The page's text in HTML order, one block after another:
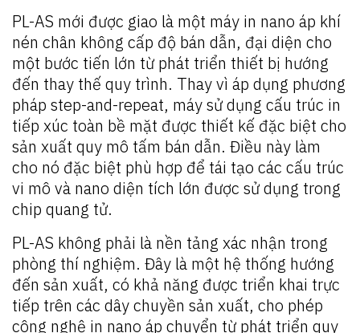
PL-AS mới được giao là một máy in nano áp khí
nén chân không cấp độ bán dẫn, đại diện cho
một bước tiến lớn từ phát triển thiết bị hướng
đến thay thế quy trình. Thay vì áp dụng phương
pháp step-and-repeat, máy sử dụng cấu trúc in
tiếp xúc toàn bề mặt được thiết kế đặc biệt cho
sản xuất quy mô tấm bán dẫn. Điều này làm
cho nó đặc biệt phù hợp để tái tạo các cấu trúc
vi mô và nano diện tích lớn được sử dụng trong
chip quang tử.
PL-AS không phải là nền tảng xác nhận trong
phòng thí nghiệm. Đây là một hệ thống hướng
đến sản xuất, có khả năng được triển khai trực
tiếp trên các dây chuyền sản xuất, cho phép
công nghệ in nano áp chuyển từ phát triển quy